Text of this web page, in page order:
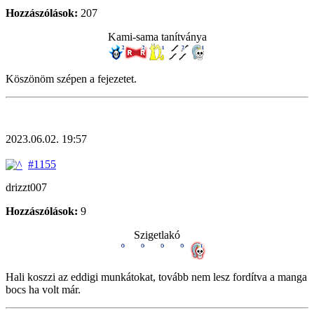
Hozzászólások: 207
Kami-sama tanítványa
Köszönöm szépen a fejezetet.
2023.06.02. 19:57
#1155
drizzt007
Hozzászólások: 9
Szigetlakó
Hali koszzi az eddigi munkátokat, tovább nem lesz fordítva a manga
bocs ha volt már.